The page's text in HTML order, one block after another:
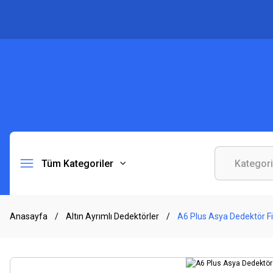
Tüm Kategoriler
Anasayfa Altın Ayrımlı Dedektörler A6 Plus Asya Dedektör